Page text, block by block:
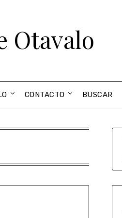
Otavalo
CONTACTO BUSCAR